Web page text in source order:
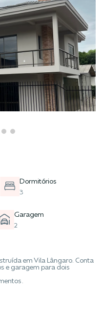
Dormitórios
3
Garagem
2
em Vila Lângaro. Conta
e garagem para dois